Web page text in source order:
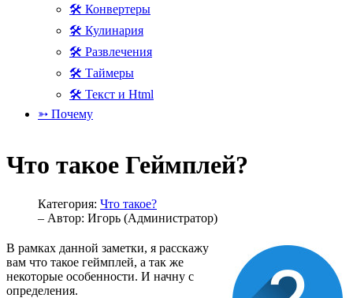
🛠 Конвертеры
🛠 Кулинария
🛠 Развлечения
🛠 Таймеры
🛠 Текст и Html
➳ Почему
Что такое Геймплей?
Категория: Что такое?
– Автор: Игорь (Администратор)
В рамках данной заметки, я расскажу
вам что такое геймплей, а так же
некоторые особенности. И начну с
определения.